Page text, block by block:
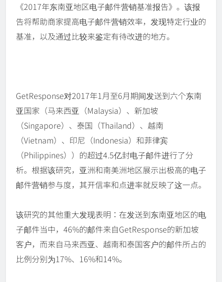
《2017年东南亚地区电子邮件营销基准报告》。该报
告将帮助商家提高电子邮件营销效率，发现特定行业的
基准，以及通过比较来鉴定有待改进的地方。
GetResponse对2017年1月至6月期间发送到六个东南
亚国家（马来西亚（Malaysia）、新加坡
（Singapore）、泰国（Thailand）、越南
（Vietnam）、印尼（Indonesia）和菲律宾
（Philippines））的超过4.5亿封电子邮件进行了分
析。根据该研究，亚洲和南美洲地区展示出极高的电子
邮件营销参与度，其开信率和点进率就反映了这一点。
该研究的其他重大发现表明：在发送到东南亚地区的电
子邮件当中，46%的邮件来自GetResponse的新加坡
客户，而来自马来西亚、越南和泰国客户的邮件所占的
比例分别为17%、16%和14%。